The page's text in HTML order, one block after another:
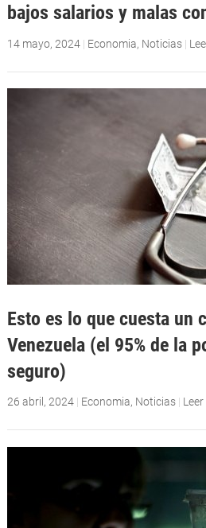
bajos salarios y malas
14 mayo, 2024| Economia, Noticias |
Esto es lo que cuesta un
Venezuela (el 95% de la
seguro)
26 abril, 2024| Economia, Noticias |